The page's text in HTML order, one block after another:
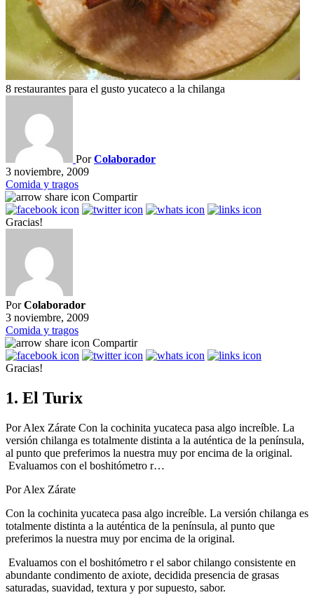
8 restaurantes para el gusto yucateco a la chilanga
PorColaborador
3 noviembre, 2009
Comida y tragos
Compartir
Gracias!
PorColaborador
3 noviembre, 2009
Comida y tragos
Compartir
Gracias!
1. El Turix
Por Alex Zárate Con la cochinita yucateca pasa algo increíble. La
versión chilanga es totalmente distinta a la auténtica de la península,
al punto que preferimos la nuestra muy por encima de la original.
Evaluamos con el boshitómetro r…
Por Alex Zárate
Con la cochinita yucateca pasa algo increíble. La versión chilanga es
totalmente distinta a la auténtica de la península, al punto que
preferimos la nuestra muy por encima de la original.
Evaluamos con el boshitómetro r el sabor chilango consistente en
abundante condimento de axiote, decidida presencia de grasas
saturadas, suavidad, textura y por supuesto, sabor.